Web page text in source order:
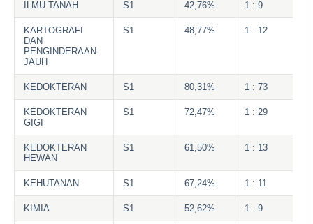
ILMU TANAH S1 42,76% 1 : 9
KARTOGRAFI
DAN
PENGINDERAAN
JAUH
S1 48,77% 1 : 12
KEDOKTERAN S1 80,31% 1 : 73
KEDOKTERAN
GIGI
S1 72,47% 1 : 29
KEDOKTERAN
HEWAN
S1 61,50% 1 : 13
KEHUTANAN S1 67,24% 1 : 11
KIMIA S1 52,62% 1 : 9